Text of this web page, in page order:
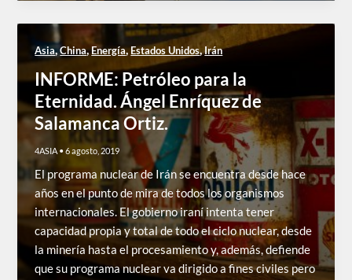
Asia,China,Energía,Estados Unidos,Irán
INFORME: Petróleo para la
Eternidad. Ángel Enríquez de
Salamanca Ortiz.
4ASIA •6 agosto, 2019
El programa nuclear de Irán se encuentra desde hace
años en el punto de mira de todos los organismos
internacionales. El gobierno iraní intenta tener
capacidad propia y total de todo el ciclo nuclear, desde
la minería hasta el procesamiento y, además, defiende
que su programa nuclear va dirigido a fines civiles pero